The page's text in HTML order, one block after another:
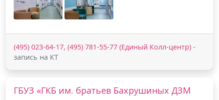
(495) 023-64-17, (495) 781-55-77 (Единый Колл-центр) -
запись на КТ
ГБУЗ «ГКБ им. братьев Бахрушиных ДЗМ